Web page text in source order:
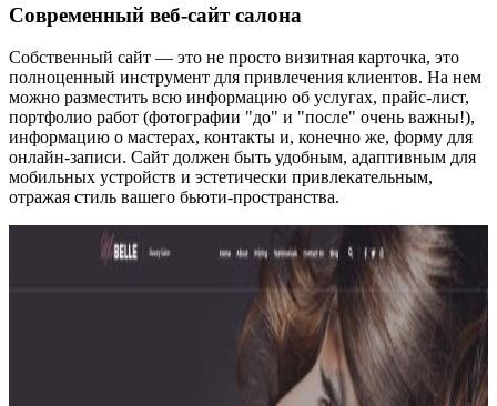
Современный веб-сайт салона
Собственный сайт — это не просто визитная карточка, это
полноценный инструмент для привлечения клиентов. На нем
можно разместить всю информацию об услугах, прайс-лист,
портфолио работ (фотографии "до" и "после" очень важны!),
информацию о мастерах, контакты и, конечно же, форму для
онлайн-записи. Сайт должен быть удобным, адаптивным для
мобильных устройств и эстетически привлекательным,
отражая стиль вашего бьюти-пространства.